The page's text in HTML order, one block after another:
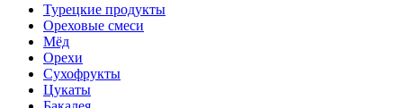
Турецкие продукты
Ореховые смеси
Мёд
Орехи
Сухофрукты
Цукаты